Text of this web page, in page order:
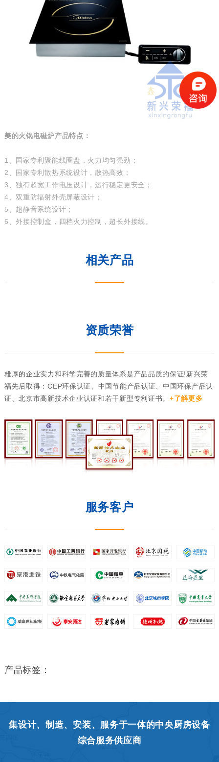
美的火锅电磁炉产品特点：
1、国家专利聚能线圈盘，火力均匀强劲；
2、国家专利散热系统设计，散热高效；
3、独有超宽工作电压设计，运行稳定更安全；
4、双重防辐射外壳屏蔽设计；
5、超静音系统设计；
6、外接控制盒，四档火力控制，超长外接线。
相关产品
资质荣誉
雄厚的企业实力和科学完善的质量体系是产品品质的保证!新兴荣
福先后取得：CEP环保认证、中国节能产品认证、中国环保产品认
证、北京市高新技术企业认证和若干新型专利证书。+了解更多
服务客户
产品标签：
集设计、制造、安装、服务于一体的中央厨房设备
综合服务供应商